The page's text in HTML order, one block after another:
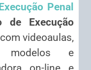
Penal
de Execução
videoaulas,
modelos e